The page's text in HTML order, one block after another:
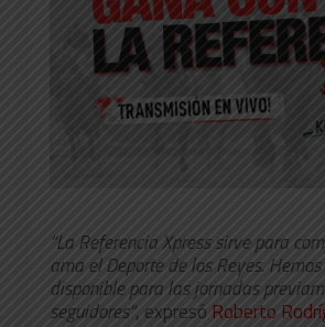
“La Referencia Xpress sirve para
ama el Deporte de los Reyes.
disponible para las jornadas
seguidores”, expresó Roberto